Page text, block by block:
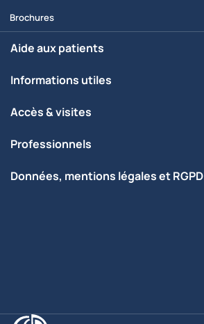
Brochures
Aide aux patients
Informations utiles
Accès & visites
Professionnels
Données, mentions légales et RGPD
Clinique Saint-Pierre Ottignies